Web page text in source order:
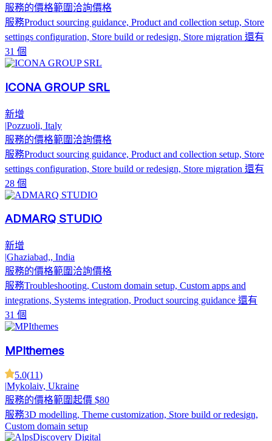
服務的價格範圍 洽詢價格
服務Product sourcing guidance, Product and collection setup, Store
settings configuration, Store build or redesign, Store migration 還有
31 個
ICONA GROUP SRL
新增
|Pozzuoli, Italy
服務的價格範圍 洽詢價格
服務Product sourcing guidance, Product and collection setup, Store
settings configuration, Store build or redesign, Store migration 還有
28 個
ADMARQ STUDIO
新增
|Ghaziabad,, India
服務的價格範圍 洽詢價格
服務Troubleshooting, Custom domain setup, Custom apps and
integrations, Systems integration, Product sourcing guidance 還有
31 個
MPIthemes
5.0(11)
|Mykolaiv, Ukraine
服務的價格範圍起價 $80
服務3D modelling, Theme customization, Store build or redesign,
Custom domain setup